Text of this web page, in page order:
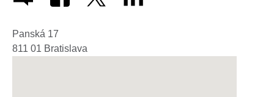
Panská 17
811 01 Bratislava